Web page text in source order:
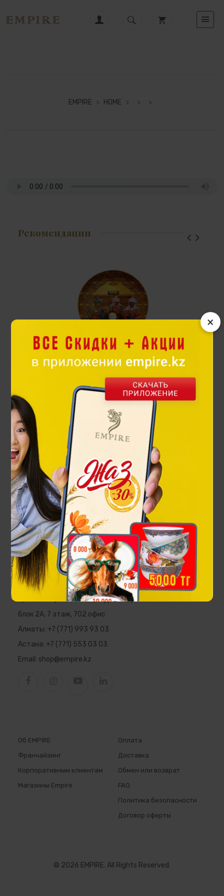
×
EMPIRE > HOME > > >
Рекомендации
Чайный сервиз Отау на 6 персон
174 900 ₸
EMPIRE
Республика Казахстан, г. Алматы,
пр. Аль-Фараби, 5 ПФЦ "Нурлы Тау",
блок 2А, 7 этаж, 702 офис
Алматы: +7 (771) 993 93 03
Астана: +7 (771) 553 03 03
Email: shop@empire.kz
Об EMPIRE
Франчайзинг
Корпоративным клиентам
Магазины Empire
Оплата
Доставка
Обмен или возврат
FAQ
Политика безопасности
Договор оферты
© 2026 EMPIRE. All Rights Reserved.